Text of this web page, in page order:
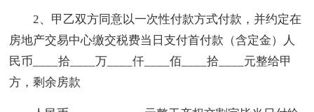
2、甲乙双方同意以一次性付款方式付款，并约定在
房地产交易中心缴交税费当日支付首付款（含定金）人
民币____拾____万____仟____佰____拾____元整给甲
方，剩余房款